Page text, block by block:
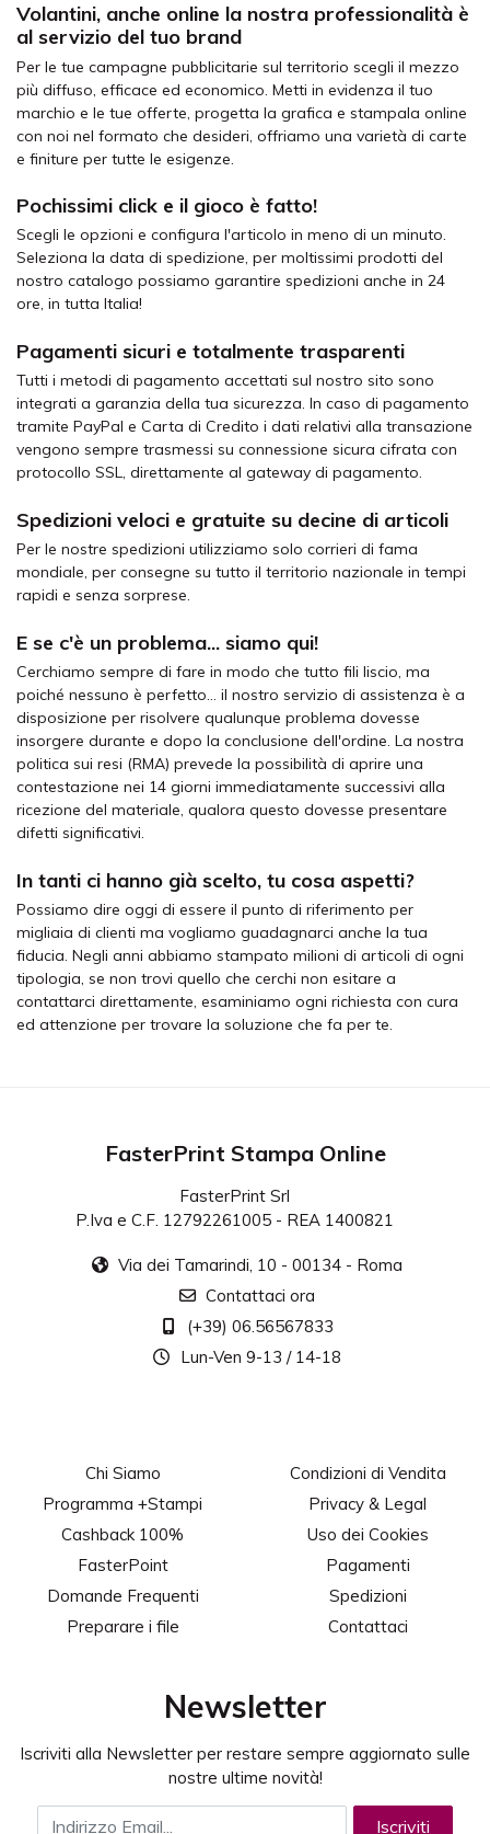
Volantini, anche online la nostra professionalità è
al servizio del tuo brand
Per le tue campagne pubblicitarie sul territorio scegli il mezzo
più diffuso, efficace ed economico. Metti in evidenza il tuo
marchio e le tue offerte, progetta la grafica e stampala online
con noi nel formato che desideri, offriamo una varietà di carte
e finiture per tutte le esigenze.
Pochissimi click e il gioco è fatto!
Scegli le opzioni e configura l'articolo in meno di un minuto.
Seleziona la data di spedizione, per moltissimi prodotti del
nostro catalogo possiamo garantire spedizioni anche in 24
ore, in tutta Italia!
Pagamenti sicuri e totalmente trasparenti
Tutti i metodi di pagamento accettati sul nostro sito sono
integrati a garanzia della tua sicurezza. In caso di pagamento
tramite PayPal e Carta di Credito i dati relativi alla transazione
vengono sempre trasmessi su connessione sicura cifrata con
protocollo SSL, direttamente al gateway di pagamento.
Spedizioni veloci e gratuite su decine di articoli
Per le nostre spedizioni utilizziamo solo corrieri di fama
mondiale, per consegne su tutto il territorio nazionale in tempi
rapidi e senza sorprese.
E se c'è un problema... siamo qui!
Cerchiamo sempre di fare in modo che tutto fili liscio, ma
poiché nessuno è perfetto... il nostro servizio di assistenza è a
disposizione per risolvere qualunque problema dovesse
insorgere durante e dopo la conclusione dell'ordine. La nostra
politica sui resi (RMA) prevede la possibilità di aprire una
contestazione nei 14 giorni immediatamente successivi alla
ricezione del materiale, qualora questo dovesse presentare
difetti significativi.
In tanti ci hanno già scelto, tu cosa aspetti?
Possiamo dire oggi di essere il punto di riferimento per
migliaia di clienti ma vogliamo guadagnarci anche la tua
fiducia. Negli anni abbiamo stampato milioni di articoli di ogni
tipologia, se non trovi quello che cerchi non esitare a
contattarci direttamente, esaminiamo ogni richiesta con cura
ed attenzione per trovare la soluzione che fa per te.
FasterPrint Stampa Online
FasterPrint Srl
P.Iva e C.F. 12792261005 - REA 1400821
Via dei Tamarindi, 10 - 00134 - Roma
Contattaci ora
(+39) 06.56567833
Lun-Ven 9-13 / 14-18
Chi Siamo
Programma +Stampi
Cashback 100%
FasterPoint
Domande Frequenti
Preparare i file
Condizioni di Vendita
Privacy & Legal
Uso dei Cookies
Pagamenti
Spedizioni
Contattaci
Newsletter
Iscriviti alla Newsletter per restare sempre aggiornato sulle
nostre ultime novità!
Indirizzo Email Iscriviti